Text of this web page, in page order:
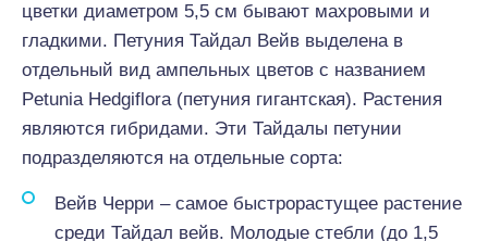
цветки диаметром 5,5 см бывают махровыми и
гладкими. Петуния Тайдал Вейв выделена в
отдельный вид ампельных цветов с названием
Petunia Hedgiflora (петуния гигантская). Растения
являются гибридами. Эти Тайдалы петунии
подразделяются на отдельные сорта:
Вейв Черри – самое быстрорастущее растение
среди Тайдал вейв. Молодые стебли (до 1,5